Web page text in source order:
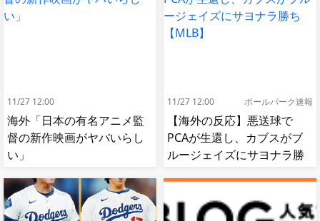
11/27 12:00
海外「日本の有名アニメ監
督の新作映画がヤバいらし
い」
11/27 12:00 ボールパーク速報
【海外の反応】悪送球で
PCAが生還し、カブスがブ
ルージェイズにサヨナラ勝